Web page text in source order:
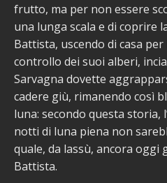
frutto, ma per non essere
una lunga scala e di coprire
Battista, uscendo di casa
controllo dei suoi alberi,
Sarvagna dovette
cadere giù, rimanendo così
luna: secondo questa storia,
notti di luna piena non
quale, da lassù, ancora oggi
Battista.